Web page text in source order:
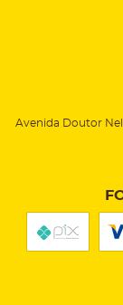
Avenida Doutor